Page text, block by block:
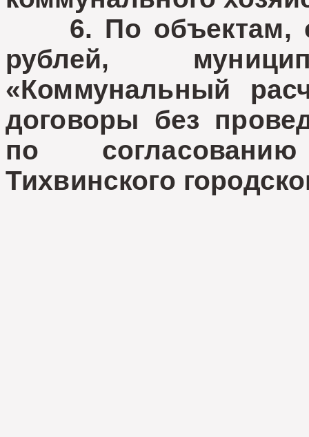
6. По объектам,
рублей,
«Коммунальный
договоры без
по
Тихвинского